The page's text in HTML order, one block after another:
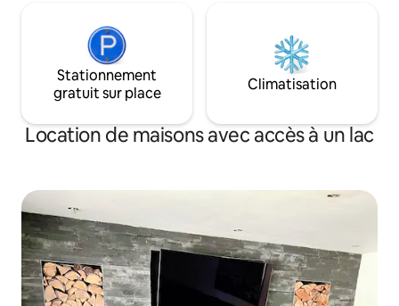
Stationnement
gratuit sur place
Climatisation
Location de maisons avec accès à un lac